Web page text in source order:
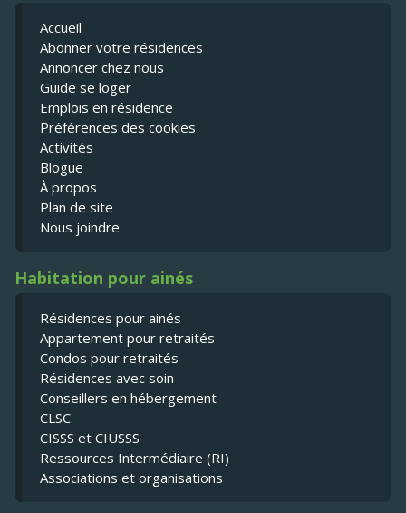
Accueil
Abonner votre résidences
Annoncer chez nous
Guide se loger
Emplois en résidence
Préférences des cookies
Activités
Blogue
À propos
Plan de site
Nous joindre
Habitation pour ainés
Résidences pour ainés
Appartement pour retraités
Condos pour retraités
Résidences avec soin
Conseillers en hébergement
CLSC
CISSS et CIUSSS
Ressources Intermédiaire (RI)
Associations et organisations